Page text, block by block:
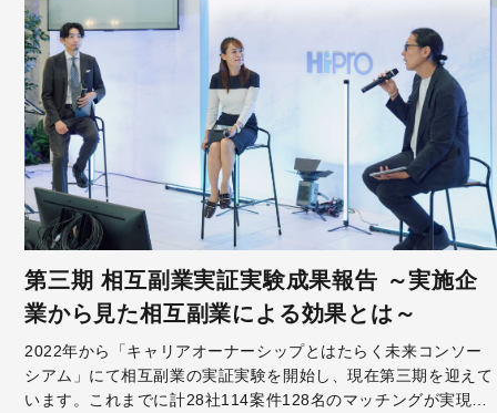
第三期 相互副業実証実験成果報告 ～実施企
業から見た相互副業による効果とは～
2022年から「キャリアオーナーシップとはたらく未来コンソー
シアム」にて相互副業の実証実験を開始し、現在第三期を迎えて
います。これまでに計28社114案件128名のマッチングが実現、